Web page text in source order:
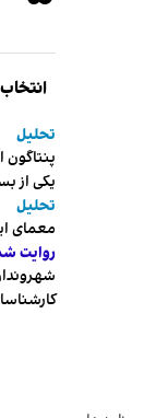
تحلیل
یکی از
تحلیل
معمای
روایت